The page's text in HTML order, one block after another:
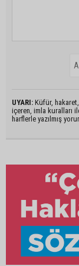
UYARI: Küfür,
içeren, imla kuralları
harflerle yazılmış